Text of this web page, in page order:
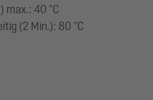
max.: 40 °C
(2 Min.): 80 °C